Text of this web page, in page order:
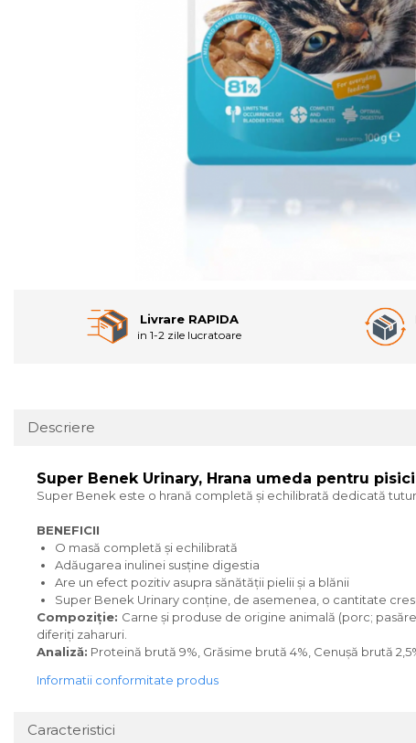
Livrare RAPIDA
in 1-2 zile lucratoare
Descriere
Super Benek Urinary, Hrana umeda pentru
Super Benek este o hrană completă și echilibrată dedicată
BENEFICII
O masă completă și echilibrată
Adăugarea inulinei susține digestia
Are un efect pozitiv asupra sănătății pielii și a blănii
Super Benek Urinary conține, de asemenea, o cantitate
Compoziție: Carne și produse de origine animală (porc;
diferiți zaharuri.
Analiză: Proteină brută 9%, Grăsime brută 4%, Cenușă brută
Informatii conformitate produs
Caracteristici